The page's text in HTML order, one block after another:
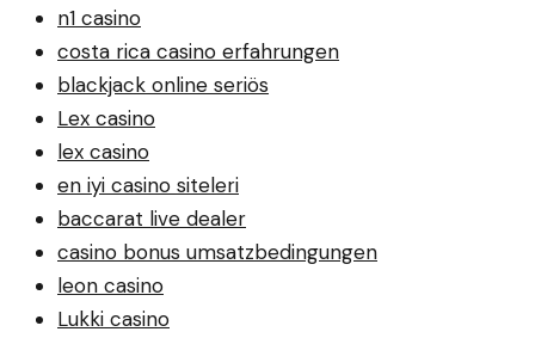
n1 casino
costa rica casino erfahrungen
blackjack online seriös
Lex casino
lex casino
en iyi casino siteleri
baccarat live dealer
casino bonus umsatzbedingungen
leon casino
Lukki casino